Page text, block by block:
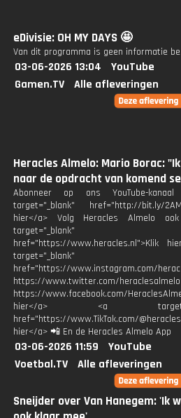
eDivisie: OH MY DAYS 🤩
Van dit programma is geen informatie
03-06-2026 13:04
YouTube
Gamen.TV
Alle afleveringen
Heracles Almelo: Mario Borac:
naar de opdracht van komend
Abonneer op ons YouTube-
target="_blank" href="http://bit.ly/
hier</a> Volg Heracles Almelo
target="_blank"
href="https://www.heracles.nl">Klik
target="_blank"
href="https://www.instagram.com/
https://www.twitter.com/heraclesalmelo
https://www.facebook.com/
hier</a> <a
href="https://www.TikTok.com/
hier</a> 📲 En de Heracles Almelo App
03-06-2026 11:59
YouTube
Voetbal.TV
Alle afleveringen
Sneijder over Van Hanegem: 'Ik